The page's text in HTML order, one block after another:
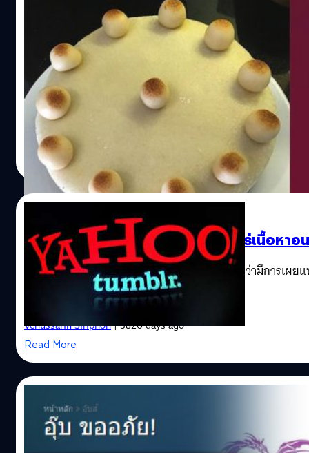
ถ่ายเค้กจนเป็นเรื่อง!!! โพสต์รูปเค้กลง
เป็นเหตุให้ถูกแบน
งานนี้มีงง!!! หลังจากที่คุณแม่ชาวอังกฤษ Sue Moseley ได้ถ่า
Easter Simnel Cake เค้กที่ลูกสาวของเธออบ และได้โพสต์ล
Instagram และเมื่อเธอล็อคอินเข้าระบบอีกครั้งถึงกับโดยเซอ
ศุภกานต์ เหล่ารัตนกุล
Read More
อินโดนีเซียแบน Tumblr หวั่นเผยแพร่เนื้อหาอ
ทางการอินโดนีเซียสั่งแบน Tumblr ทันที โดยระบุว่ามีการเผย
เนื้อหาลามกอนาจาร
Venussarin Siriphon| 3820 days ago
Read More
เงิบเลย… Final Fantasy V บน Steam ไม่ออก
จำหน่ายในไทยซะงั้น !?